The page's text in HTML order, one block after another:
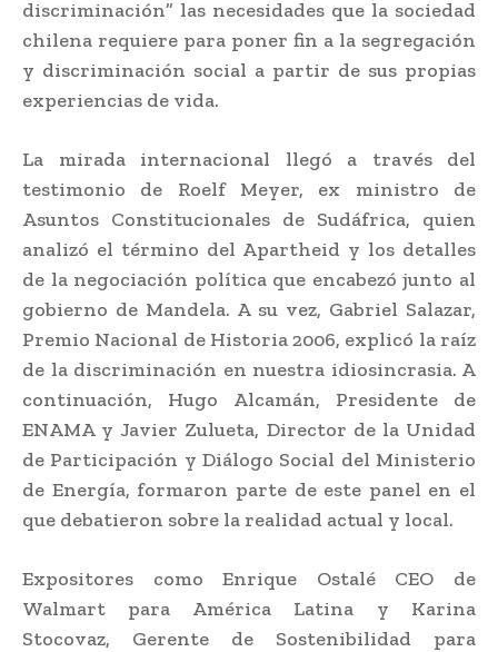
discriminación” las necesidades que la sociedad
chilena requiere para poner fin a la segregación
y discriminación social a partir de sus propias
experiencias de vida.
La mirada internacional llegó a través del
testimonio de Roelf Meyer, ex ministro de
Asuntos Constitucionales de Sudáfrica, quien
analizó el término del Apartheid y los detalles
de la negociación política que encabezó junto al
gobierno de Mandela. A su vez, Gabriel Salazar,
Premio Nacional de Historia 2006, explicó la raíz
de la discriminación en nuestra idiosincrasia. A
continuación, Hugo Alcamán, Presidente de
ENAMA y Javier Zulueta, Director de la Unidad
de Participación y Diálogo Social del Ministerio
de Energía, formaron parte de este panel en el
que debatieron sobre la realidad actual y local.
Expositores como Enrique Ostalé CEO de
Walmart para América Latina y Karina
Stocovaz, Gerente de Sostenibilidad para